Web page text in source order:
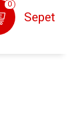
0
Sepet